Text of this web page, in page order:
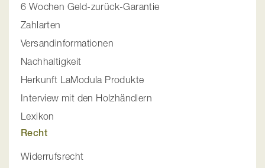
6 Wochen Geld-zurück-Garantie
Zahlarten
Versandinformationen
Nachhaltigkeit
Herkunft LaModula Produkte
Interview mit den Holzhändlern
Lexikon
Recht
Widerrufsrecht